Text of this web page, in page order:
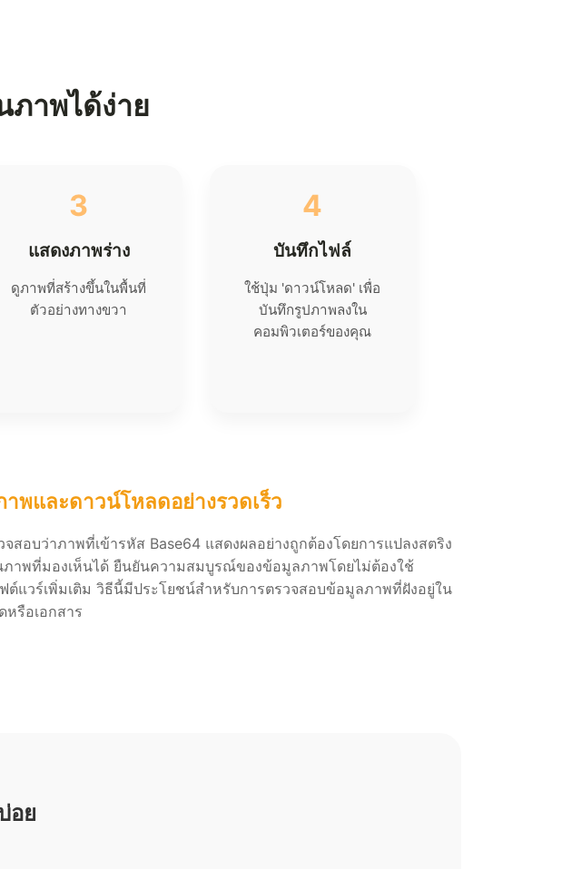
ภาพได้ง่าย
3
แสดงภาพร่าง
ดูภาพที่สร้างขึ้นในพื้นที่
ตัวอย่างทางขวา
4
บันทึกไฟล์
ใช้ปุ่ม 'ดาวน์โหลด' เพื่อ
บันทึกรูปภาพลงใน
คอมพิวเตอร์ของคุณ
าพและดาวน์โหลดอย่างรวดเร็ว
จสอบว่าภาพที่เข้ารหัส Base64 แสดงผลอย่างถูกต้องโดยการแปลงสตริง
ภาพที่มองเห็นได้ ยืนยันความสมบูรณ์ของข้อมูลภาพโดยไม่ต้องใช้
ต์แวร์เพิ่มเติม วิธีนี้มีประโยชน์สำหรับการตรวจสอบข้อมูลภาพที่ฝังอยู่ใน
หรือเอกสาร
อย